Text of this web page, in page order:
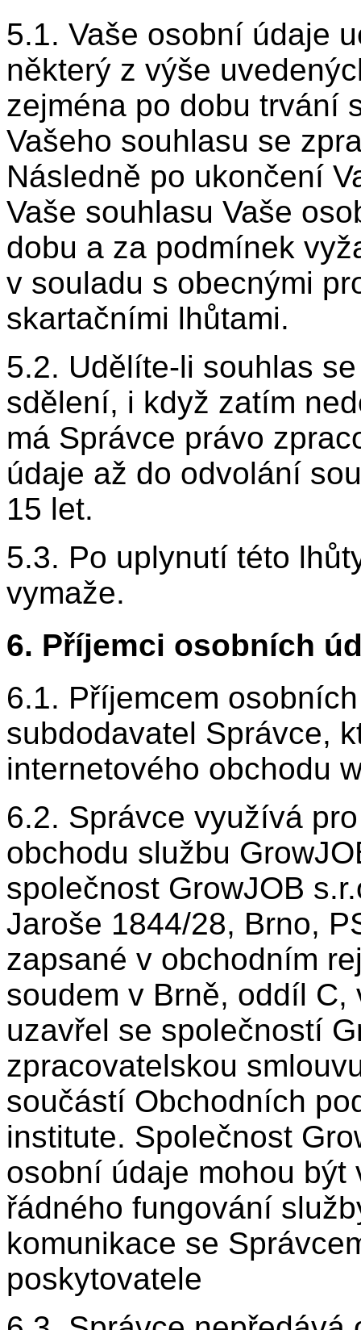
5.1. Vaše osobní údaje
některý z výše
zejména po dobu trvání
Vašeho souhlasu se
Následně po ukončení
Vaše souhlasu Vaše
dobu a za podmínek
v souladu s obecnými
skartačními lhůtami.
5.2. Udělíte-li souhlas
sdělení, i když zatím
má Správce právo
údaje až do odvolání
15 let.
5.3. Po uplynutí této
vymaže.
6. Příjemci osobních
6.1. Příjemcem
subdodavatel Správce,
internetového obchodu
6.2. Správce využívá
obchodu službu
společnost GrowJOB
Jaroše 1844/28, Brno,
zapsané v obchodním
soudem v Brně, oddíl
uzavřel se společností
zpracovatelskou
součástí Obchodních
institute. Společnost
osobní údaje mohou
řádného fungování
komunikace se
poskytovatele